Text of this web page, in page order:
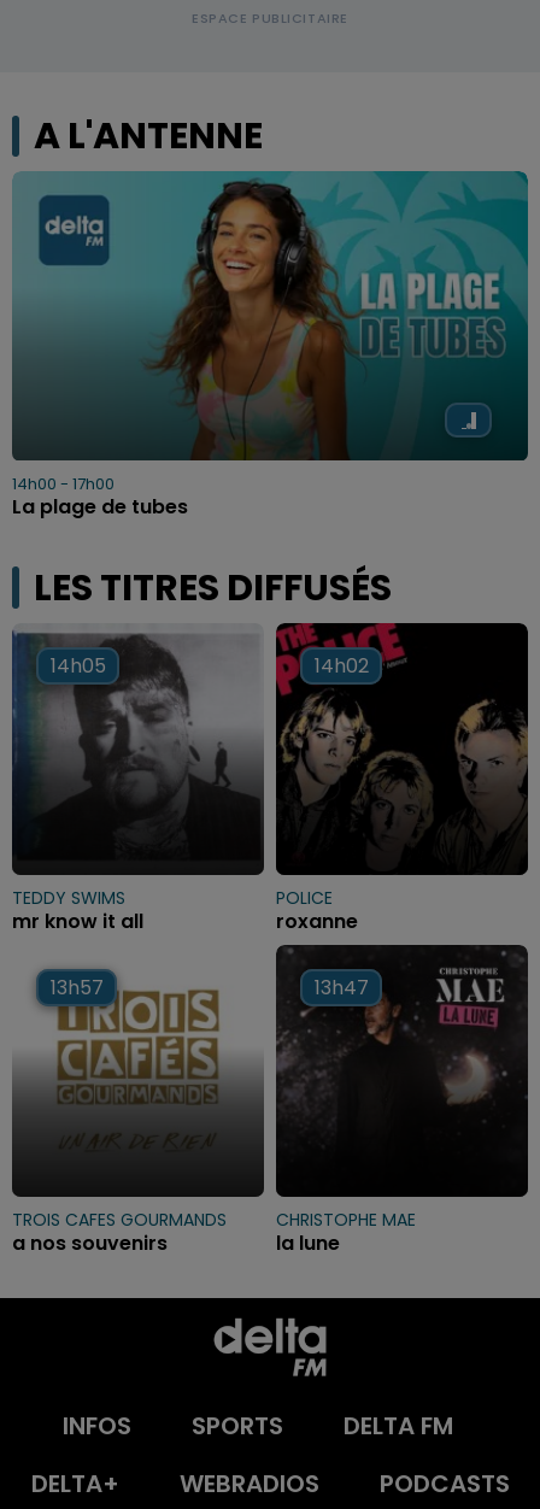
A L'ANTENNE
14h00 - 17h00
La plage de tubes
LES TITRES DIFFUSÉS
14h05
14h05
TEDDY SWIMS
mr know it all
14h02
14h02
POLICE
roxanne
13h57
13h57
TROIS CAFES GOURMANDS
a nos souvenirs
13h47
13h47
CHRISTOPHE MAE
la lune
INFOS SPORTS
DELTA FM
DELTA+
WEBRADIOS PODCASTS